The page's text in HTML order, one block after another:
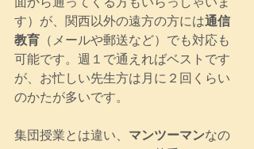
す）が、関西以外の遠方の方には通信
教育 （メールや郵送など）でも対応も
可能です。週１で通えればベストです
が、お忙しい先生方は月に２回くらい
のかたが多いです。
集団授業とは違い、 マンツーマンなの